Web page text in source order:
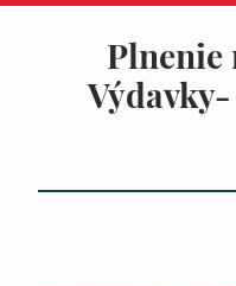
Plnenie